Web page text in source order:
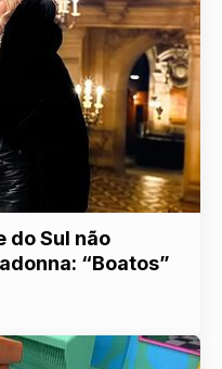
do Sul não
“Boatos”